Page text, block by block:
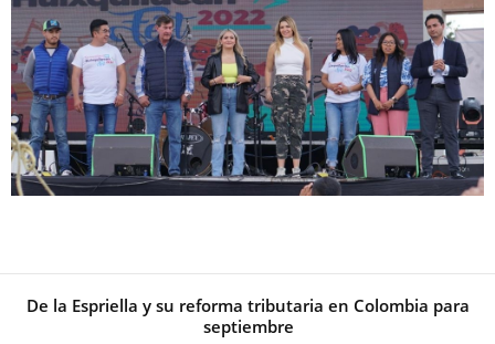
De la Espriella y su reforma tributaria en Colombia para
septiembre